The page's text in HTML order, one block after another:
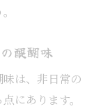
醍醐味
は、非日常の
にあります。